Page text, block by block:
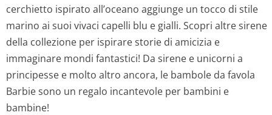
o
o
r
i
o
a
t
t
cerchietto ispirato all’oceano aggiunge un tocco di stile
marino ai suoi vivaci capelli blu e gialli. Scopri altre sirene
della collezione per ispirare storie di amicizia e
immaginare mondi fantastici! Da sirene e unicorni a
principesse e molto altro ancora, le bambole da favola
Barbie sono un regalo incantevole per bambini e
bambine!